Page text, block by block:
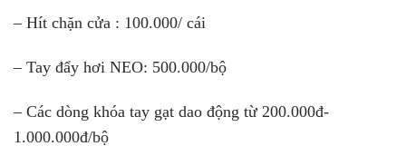
– Hít chặn cửa : 100.000/ cái
– Tay đẩy hơi NEO: 500.000/bộ
– Các dòng khóa tay gạt dao động từ 200.000đ-
1.000.000đ/bộ